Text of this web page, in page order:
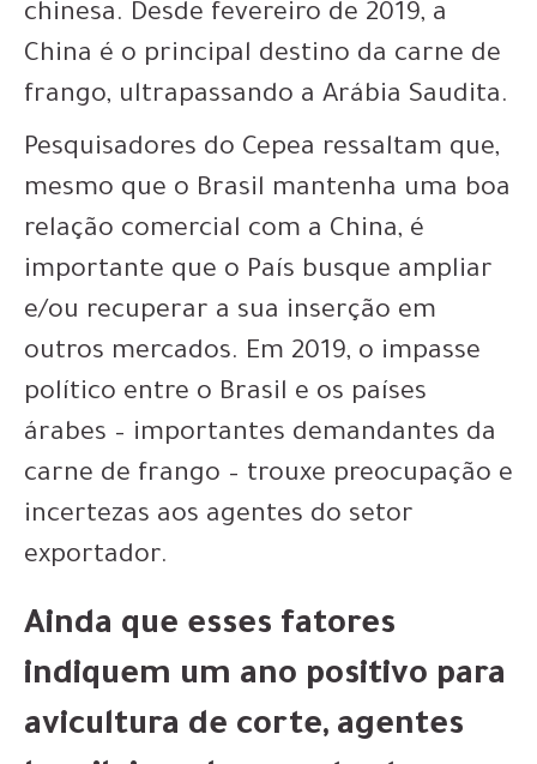
chinesa. Desde fevereiro de 2019, a
China é o principal destino da carne de
frango, ultrapassando a Arábia Saudita.
Pesquisadores do Cepea ressaltam que,
mesmo que o Brasil mantenha uma boa
relação comercial com a China, é
importante que o País busque ampliar
e/ou recuperar a sua inserção em
outros mercados. Em 2019, o impasse
político entre o Brasil e os países
árabes – importantes demandantes da
carne de frango – trouxe preocupação e
incertezas aos agentes do setor
exportador.
Ainda que esses fatores
indiquem um ano positivo para
avicultura de corte, agentes